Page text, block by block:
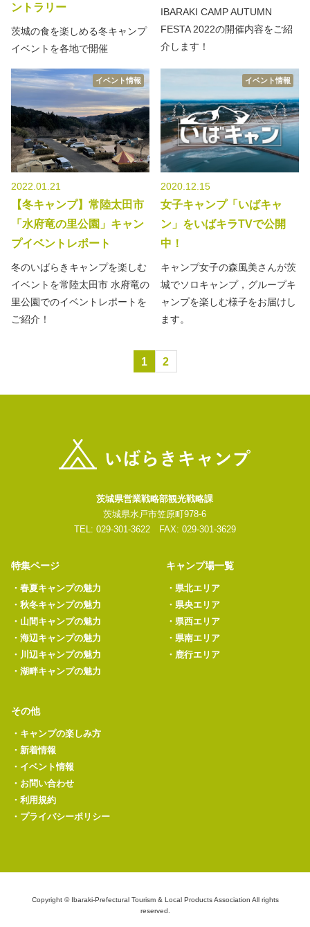
ントラリー
茨城の食を楽しめる冬キャンプ
イベントを各地で開催
IBARAKI CAMP AUTUMN
FESTA 2022の開催内容をご紹
介します！
イベント情報
2022.01.21
【冬キャンプ】常陸太田市
「水府竜の里公園」キャン
プイベントレポート
冬のいばらきキャンプを楽しむ
イベントを常陸太田市 水府竜の
里公園でのイベントレポートを
ご紹介！
イベント情報
2020.12.15
女子キャンプ「いばキャ
ン」をいばキラTVで公開
中！
キャンプ女子の森風美さんが茨
城でソロキャンプ，グループキ
ャンプを楽しむ様子をお届けし
ます。
1 2
茨城県営業戦略部観光戦略課
茨城県水戸市笠原町978-6
TEL: 029-301-3622 FAX: 029-301-3629
特集ページ
・ 春夏キャンプの魅力
・ 秋冬キャンプの魅力
・ 山間キャンプの魅力
・ 海辺キャンプの魅力
・ 川辺キャンプの魅力
・ 湖畔キャンプの魅力
キャンプ場一覧
・ 県北エリア
・ 県央エリア
・ 県西エリア
・ 県南エリア
・ 鹿行エリア
その他
・ キャンプの楽しみ方
・ 新着情報
・ イベント情報
・ お問い合わせ
・ 利用規約
・ プライバシーポリシー
Copyright © Ibaraki-Prefectural Tourism & Local Products Association All rights
reserved.